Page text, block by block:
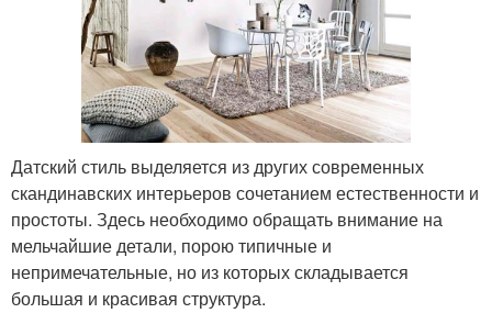
Датский стиль выделяется из других современных
скандинавских интерьеров сочетанием естественности и
простоты. Здесь необходимо обращать внимание на
мельчайшие детали, порою типичные и
непримечательные, но из которых складывается
большая и красивая структура.